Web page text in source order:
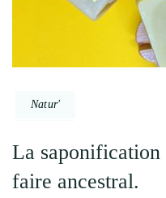
Natur'
La
faire ancestral.